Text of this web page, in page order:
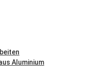
Aluminium